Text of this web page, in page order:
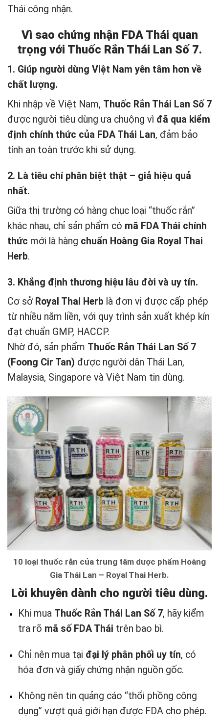
Thái công nhận.
Vì sao chứng nhận FDA Thái quan
trọng với Thuốc Rắn Thái Lan Số 7.
1. Giúp người dùng Việt Nam yên tâm hơn về
chất lượng.
Khi nhập về Việt Nam, Thuốc Rắn Thái Lan Số 7
được người tiêu dùng ưa chuộng vì đã qua kiểm
định chính thức của FDA Thái Lan, đảm bảo
tính an toàn trước khi sử dụng.
2. Là tiêu chí phân biệt thật – giả hiệu quả
nhất.
Giữa thị trường có hàng chục loại “thuốc rắn”
khác nhau, chỉ sản phẩm có mã FDA Thái chính
thức mới là hàng chuẩn Hoàng Gia Royal Thai
Herb.
3. Khẳng định thương hiệu lâu đời và uy tín.
Cơ sở Royal Thai Herb là đơn vị được cấp phép
từ nhiều năm liền, với quy trình sản xuất khép kín
đạt chuẩn GMP, HACCP.
Nhờ đó, sản phẩm Thuốc Rắn Thái Lan Số 7
(Foong Cir Tan) được người dân Thái Lan,
Malaysia, Singapore và Việt Nam tin dùng.
10 loại thuốc rắn của trung tâm dược phẩm Hoàng
Gia Thái Lan – Royal Thai Herb.
Lời khuyên dành cho người tiêu dùng.
Khi mua Thuốc Rắn Thái Lan Số 7, hãy kiểm
tra rõ mã số FDA Thái trên bao bì.
Chỉ nên mua tại đại lý phân phối uy tín, có
hóa đơn và giấy chứng nhận nguồn gốc.
Không nên tin quảng cáo “thổi phồng công
dụng” vượt quá giới hạn được FDA cho phép.